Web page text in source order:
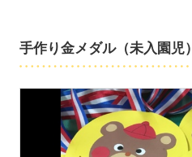
手作り金メダル（未入園児）